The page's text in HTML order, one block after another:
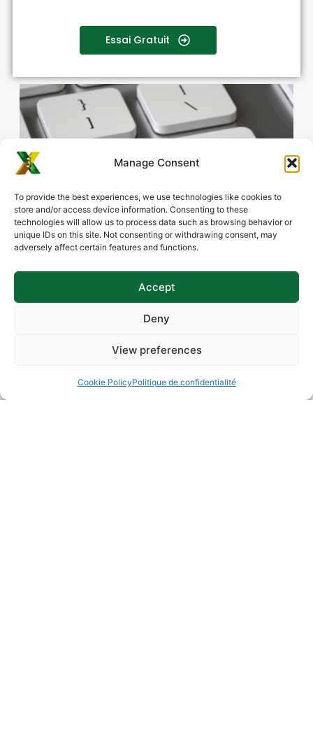
Manage Consent
To provide the best experiences, we use technologies like cookies to
store and/or access device information. Consenting to these
technologies will allow us to process data such as browsing behavior or
unique IDs on this site. Not consenting or withdrawing consent, may
adversely affect certain features and functions.
Accept
Deny
View preferences
Cookie PolicyPolitique de confidentialité
Essai Gratuit
Facebook LinkedIn